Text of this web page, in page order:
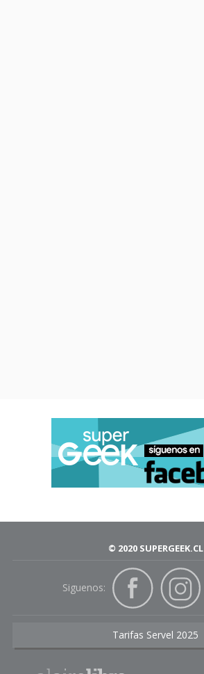
© 2020 SUPERGEEK.CL
Siguenos:
Tarifas Servel 2025